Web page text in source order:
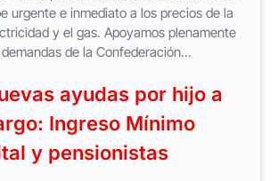
urgente e inmediato a los precios de la
y el gas. Apoyamos plenamente
de la Confederación...
ayudas por hijo a
Ingreso Mínimo
y pensionistas